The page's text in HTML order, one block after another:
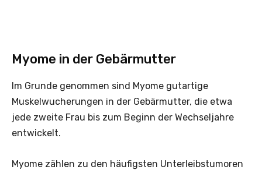
Myome in der Gebärmutter
Im Grunde genommen sind Myome gutartige
Muskelwucherungen in der Gebärmutter, die etwa
jede zweite Frau bis zum Beginn der Wechseljahre
entwickelt.
Myome zählen zu den häufigsten Unterleibstumoren